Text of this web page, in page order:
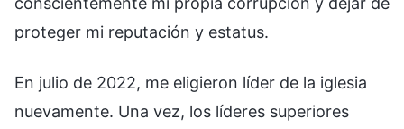
proteger mi reputación y estatus.
En julio de 2022, me eligieron líder de la iglesia
nuevamente. Una vez, los líderes superiores